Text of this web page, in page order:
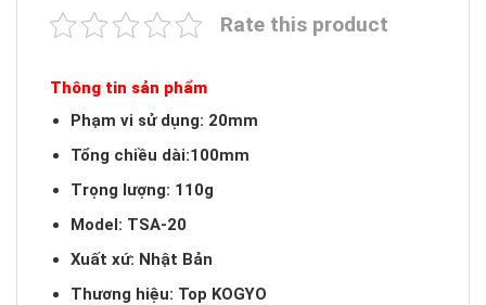
Rate this product
Thông tin sản phẩm
Phạm vi sử dụng: 20mm
Tổng chiều dài:100mm
Trọng lượng: 110g
Model: TSA-20
Xuất xứ: Nhật Bản
Thương hiệu: Top KOGYO